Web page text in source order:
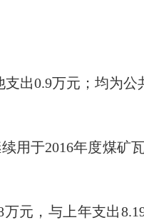
出0.9万元；均为公
用于2016年度煤矿
元，与上年支出